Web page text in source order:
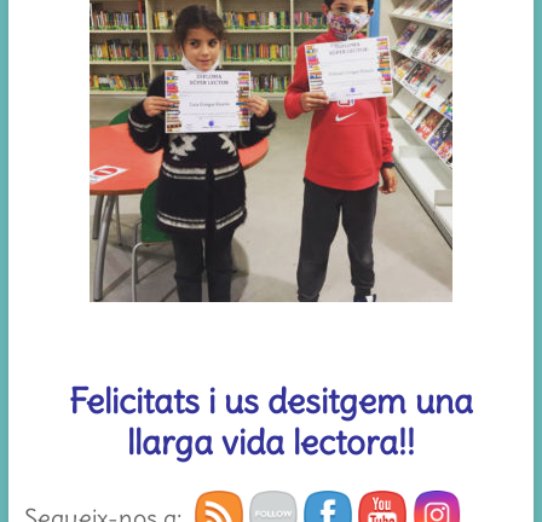
Felicitats i us desitgem una
llarga vida lectora!!